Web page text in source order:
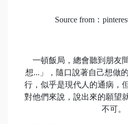
Source from：
一頓飯局，總會聽到朋友
想...」，隨口說著自己想做
行，似乎是現代人的通病，
對他們來說，說出來的願望
不可。